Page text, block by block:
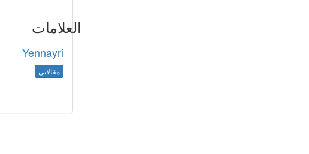
العلامات
Yennayri
مقالاتي